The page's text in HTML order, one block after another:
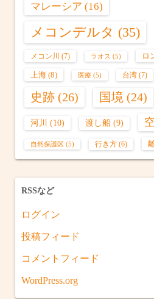
マレーシア (16)
メコンデルタ (35)
メコン川 (7) ラオス (5) ロ
上海 (8) 医療 (5) 台湾 (7)
史跡 (26) 国境 (24)
河川 (10) 渡し船 (9)
自然保護区 (5) 行き方 (6)
RSSなど
ログイン
投稿フィード
コメントフィード
WordPress.org